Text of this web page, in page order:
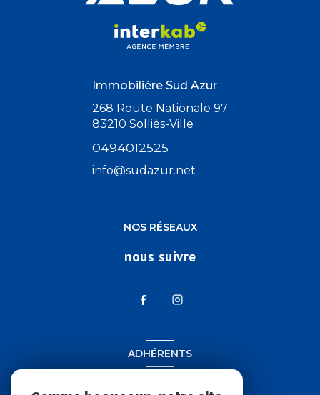
Immobilière Sud Azur
268 Route Nationale 97
83210 Solliès-Ville
0494012525
info@sudazur.net
NOS RÉSEAUX
nous suivre
ADHÉRENTS